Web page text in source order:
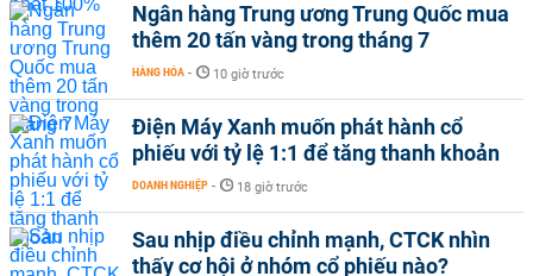
Ngân hàng Trung ương Trung Quốc mua
thêm 20 tấn vàng trong tháng 7
HÀNG HÓA - 10 giờ trước
Điện Máy Xanh muốn phát hành cổ
phiếu với tỷ lệ 1:1 để tăng thanh khoản
DOANH NGHIỆP - 18 giờ trước
Sau nhịp điều chỉnh mạnh, CTCK nhìn
thấy cơ hội ở nhóm cổ phiếu nào?